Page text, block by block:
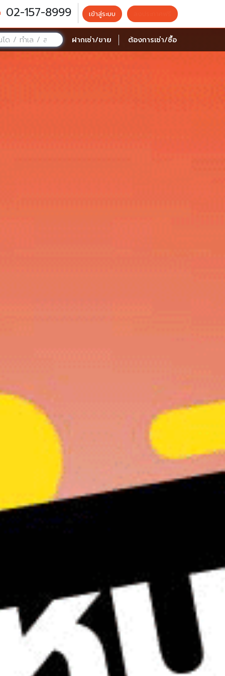
02-157-8999 เข้าสู่ระบบ
ฝากเช่า/ขาย ต้องการเช่า/ซื้อ